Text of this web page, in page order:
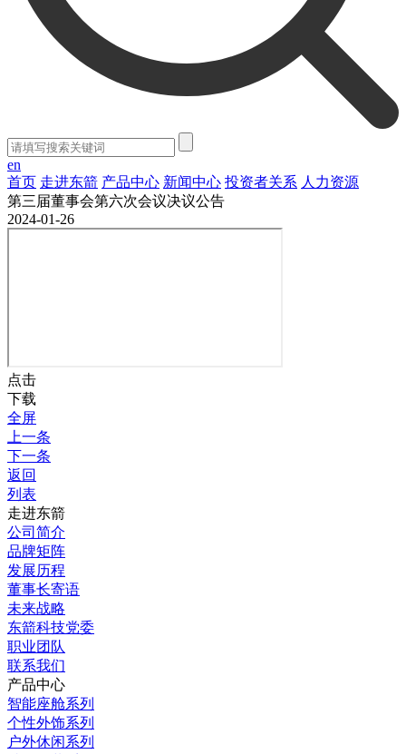
en
首页 走进东箭 产品中心 新闻中心 投资者关系 人力资源
第三届董事会第六次会议决议公告
2024-01-26
点击
下载
全屏
上一条
下一条
返回
列表
走进东箭
公司简介
品牌矩阵
发展历程
董事长寄语
未来战略
东箭科技党委
职业团队
联系我们
产品中心
智能座舱系列
个性外饰系列
户外休闲系列